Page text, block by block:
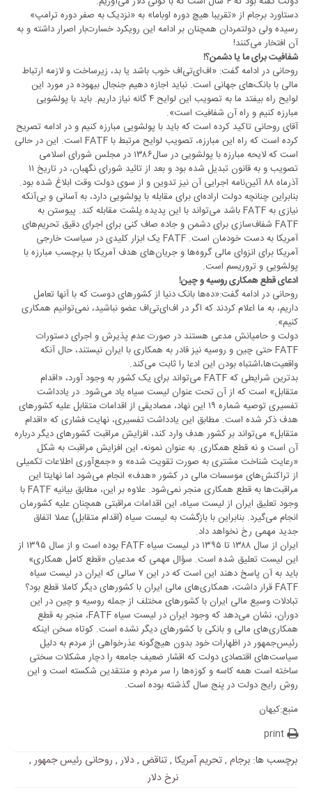
دستاورد برجام از «تقریبا هیچ دوره اوباما» به «نزدیک به صفر دوره ترامپ»
رسیده ولی دولتمردان همچنان بر ادامه این رویکرد خسارت‌بار اصرار داشته و به
آن افتخار می‌کنند!
شفافیت برای ما یا دشمن؟!
روحانی در ادامه گفت: «اف‌ای‌تی‌اف خوب باشد یا بد، زیرساخت و لازمه ارتباط
مالی با بانک‌های جهانی است. نباید اجازه دهیم جنجال بیهوده در مورد این
لوایح راه بیفتد ما به تصویب این لوایح ۴ گانه نیاز داریم. باید با پولشویی
مبارزه کنیم و راه آن شفافیت است».
آقای روحانی تاکید کرده است که باید با پولشویی مبارزه کنیم و در ادامه تصریح
کرده است که راه این مبارزه، تصویب لوایح مرتبط با FATF است. این در حالی
است که لایحه مبارزه با پولشویی در سال۱۳۸۶ در مجلس شورای اسلامی
تصویب و به قانون تبدیل شده بود و بعد از تائید شورای نگهبان، در تاریخ ۱۱
آذرماه ۸۸ آئین‌نامه اجرایی آن نیز تدوین و از سوی دولت وقت ابلاغ شده بود.
بنابراین چنانچه دولت اراده‌ای برای مقابله با پولشویی دارد، به آسانی و بی‌آنکه
نیازی به FATF باشد می‌تواند با این پدیده پلشت مقابله کند. پیوستن به
FATF شفاف‌سازی برای دشمن و جاده صاف کنی برای اجرای دقیق تحریم‌های
آمریکا به دست خودمان است. FATF یک ابزار کلیدی در سیاست خارجی
آمریکا برای انزوای مالی گروه‌ها و جریان‌های هدف آمریکا با برچسب مبارزه با
پولشویی و تروریسم است.
ادعای قطع همکاریروسیه و چین!
روحانی در ادامه گفت:«‌ده‌ها بانک دنیا از کشورهای دوست که با آنها تعامل
داریم، به ما اعلام کردند که اگر در اف‌ای‌تی‌اف عضو نباشید، نمی‌توانیم همکاری
کنیم».
دولت و حامیانش مدعی هستند در صورت عدم پذیرش و اجرای دستورات
FATF حتی چین و روسیه نیز قادر به همکاری با ایران نیستند، حال آنکه
واقعیت‌ها،‌اشتباه بودن این ادعا را ثابت می‌کند.
بدترین شرایطی که FATF می‌تواند برای یک کشور به وجود آورد، «اقدام
متقابل» است که از آن تحت عنوان لیست سیاه یاد می‌شود. در یادداشت
تفسیری توصیه شماره ۱۹ این نهاد، مصادیقی از اقدامات متقابل علیه کشورهای
هدف ذکر شده است. مطابق این یادداشت تفسیری، نهایت فشاری که «اقدام
متقابل» می‌تواند بر کشور هدف وارد کند، افزایش مراقبت کشورهای دیگر درباره
آن است و نه قطع همکاری. به عنوان نمونه، این افزایش مراقبت به شکل
«رعایت شناخت مشتری به صورت تقویت شده» و «جمع‌آوری اطلاعات تکمیلی
از تراکنش‌های موسسات مالی در کشور «هدف» انجام می‌شود اما نهایتا این
مراقبت‌ها به قطع همکاری منجر نمی‌شود. علاوه ‌بر این، مطابق بیانیه FATF با
وجود تعلیق ایران از لیست سیاه، این اقدامات مراقبتی همچنان علیه کشورمان
انجام می‌گیرد. بنابراین با بازگشت به لیست سیاه (اقدام متقابل) عملا اتفاق
جدید مهمی رخ نخواهد داد.
ایران از سال ۱۳۸۸ تا ۱۳۹۵ در لیست سیاه FATF بوده است و از سال ۱۳۹۵ از
این لیست تعلیق شده است. سؤال مهمی که مدعیان «قطع کامل همکاری»
باید به آن پاسخ دهند این است که در این ۷ سالی که ایران در لیست سیاه
FATF قرار داشت، همکاری‌های مالی ایران با کشورهای دیگر کاملا قطع بود؟
تبادلات وسیع مالی ایران با کشورهای مختلف از جمله روسیه و چین در این
دوران، نشان می‌دهد که وجود ایران در لیست سیاه FATF، منجر به قطع
همکاری‌های مالی و بانکی با کشورهای دیگر نشده است. کوتاه سخن اینکه
رئیس‌جمهور در اظهارات خود بدون هیچ‌گونه عذرخواهی از مردم به دلیل
سیاست‌های اقتصادی دولت که اقشار ضعیف جامعه را دچار مشکلات سختی
ساخته است همه کاسه و کوزه‌ها را سر مردم و منتقدین شکسته است و این
روش رایج دولت در پنج سال گذشته بوده است.
منبع:کیهان
print
برچسب ها:برجام ,تحریم آمریکا ,تناقض ,دلار, روحانی رئیس جمهور,
نرخ دلار